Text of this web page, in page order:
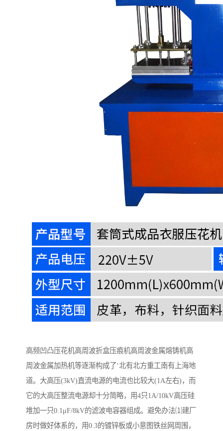
高频凹凸压花机高周波折盒压痕机高周波金属熔铸机高
周波金属加热机等逐渐构成了‘北有北方重工南有上海地
道。大高压(3kV)直流电源的电流也比较大(1A左右)，而
它的大高压整流电源却十分简略，用4只1A/10kV高压硅
堆加一只0.1μF/8kV的滤波电容器组成。避免办法⑴建厂
房时做好体系的，用0.3的镀锌板或小意图铁丝网周围，